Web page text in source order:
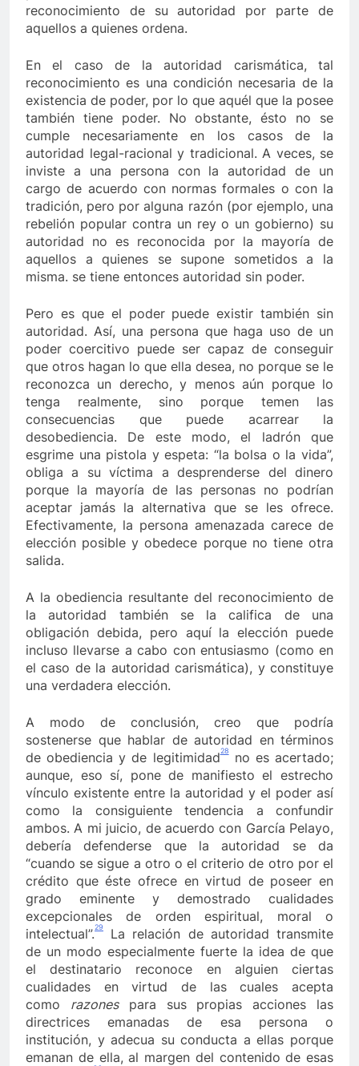
reconocimiento de su autoridad por parte de
aquellos a quienes ordena.
En el caso de la autoridad carismática, tal
reconocimiento es una condición necesaria de la
existencia de poder, por lo que aquél que la posee
también tiene poder. No obstante, ésto no se
cumple necesariamente en los casos de la
autoridad legal-racional y tradicional. A veces, se
inviste a una persona con la autoridad de un
cargo de acuerdo con normas formales o con la
tradición, pero por alguna razón (por ejemplo, una
rebelión popular contra un rey o un gobierno) su
autoridad no es reconocida por la mayoría de
aquellos a quienes se supone sometidos a la
misma. se tiene entonces autoridad sin poder.
Pero es que el poder puede existir también sin
autoridad. Así, una persona que haga uso de un
poder coercitivo puede ser capaz de conseguir
que otros hagan lo que ella desea, no porque se le
reconozca un derecho, y menos aún porque lo
tenga realmente, sino porque temen las
consecuencias que puede acarrear la
desobediencia. De este modo, el ladrón que
esgrime una pistola y espeta: “la bolsa o la vida”,
obliga a su víctima a desprenderse del dinero
porque la mayoría de las personas no podrían
aceptar jamás la alternativa que se les ofrece.
Efectivamente, la persona amenazada carece de
elección posible y obedece porque no tiene otra
salida.
A la obediencia resultante del reconocimiento de
la autoridad también se la califica de una
obligación debida, pero aquí la elección puede
incluso llevarse a cabo con entusiasmo (como en
el caso de la autoridad carismática), y constituye
una verdadera elección.
A modo de conclusión, creo que podría
sostenerse que hablar de autoridad en términos
de obediencia y de legitimidad28no es acertado;
aunque, eso sí, pone de manifiesto el estrecho
vínculo existente entre la autoridad y el poder así
como la consiguiente tendencia a confundir
ambos. A mi juicio, de acuerdo con García Pelayo,
debería defenderse que la autoridad se da
“cuando se sigue a otro o el criterio de otro por el
crédito que éste ofrece en virtud de poseer en
grado eminente y demostrado cualidades
excepcionales de orden espiritual, moral o
intelectual”.29
La relación de autoridad transmite
de un modo especialmente fuerte la idea de que
el destinatario reconoce en alguien ciertas
cualidades en virtud de las cuales acepta
como razonespara sus propias acciones las
directrices emanadas de esa persona o
institución, y adecua su conducta a ellas porque
emanan de ella, al margen del contenido de esas